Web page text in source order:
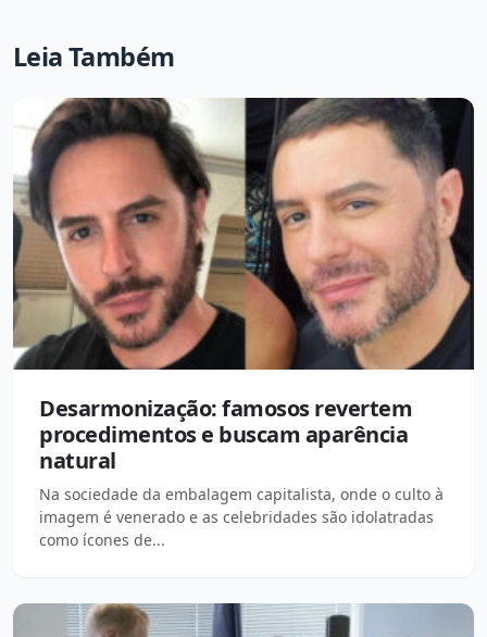
Leia Também
Desarmonização: famosos revertem
procedimentos e buscam aparência
natural
Na sociedade da embalagem capitalista, onde o culto à
imagem é venerado e as celebridades são idolatradas
como ícones de...